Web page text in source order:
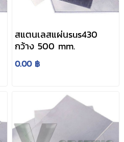
สแตนเลสแผ่นsus430
กว้าง 500 mm.
0.00 ฿